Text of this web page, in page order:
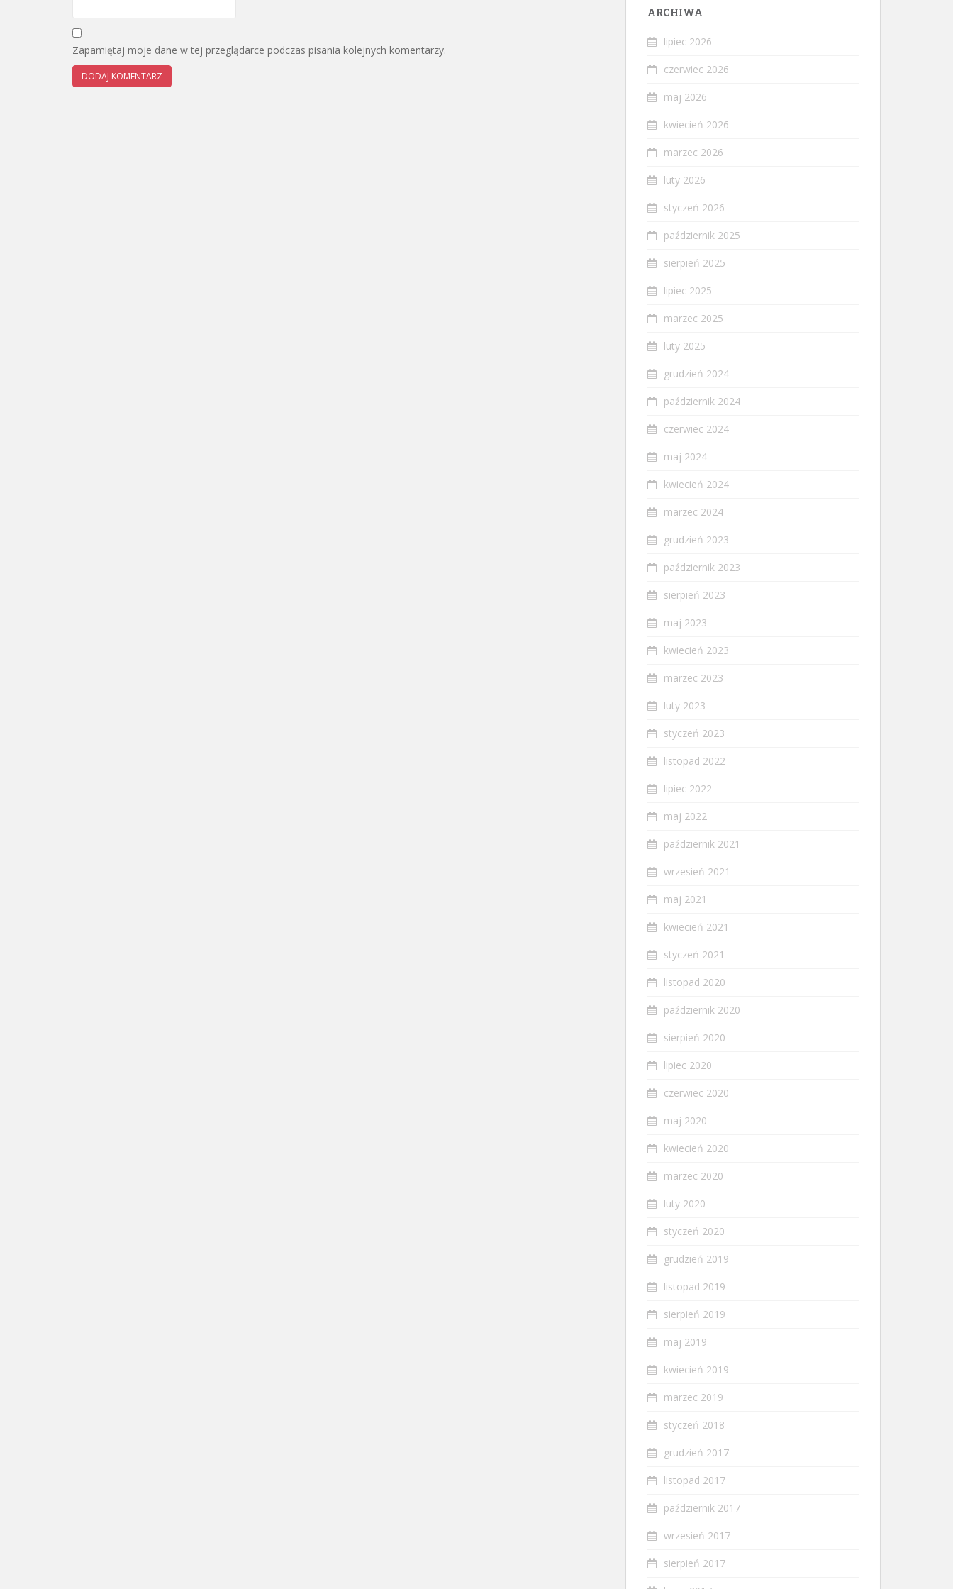
Zapamiętaj moje dane w tej przeglądarce podczas pisania kolejnych komentarzy.
ARCHIWA
lipiec 2026
czerwiec 2026
maj 2026
kwiecień 2026
marzec 2026
luty 2026
styczeń 2026
październik 2025
sierpień 2025
lipiec 2025
marzec 2025
luty 2025
grudzień 2024
październik 2024
czerwiec 2024
maj 2024
kwiecień 2024
marzec 2024
grudzień 2023
październik 2023
sierpień 2023
maj 2023
kwiecień 2023
marzec 2023
luty 2023
styczeń 2023
listopad 2022
lipiec 2022
maj 2022
październik 2021
wrzesień 2021
maj 2021
kwiecień 2021
styczeń 2021
listopad 2020
październik 2020
sierpień 2020
lipiec 2020
czerwiec 2020
maj 2020
kwiecień 2020
marzec 2020
luty 2020
styczeń 2020
grudzień 2019
listopad 2019
sierpień 2019
maj 2019
kwiecień 2019
marzec 2019
styczeń 2018
grudzień 2017
listopad 2017
październik 2017
wrzesień 2017
sierpień 2017